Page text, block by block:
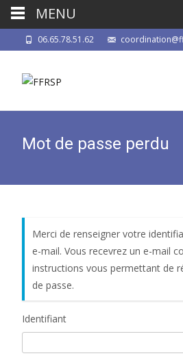
06.65.78.51.62
Mot de passe perdu
Merci de renseigner votre
e-mail. Vous recevrez un e-mail
instructions vous permettant de
de passe.
Identifiant
MENU